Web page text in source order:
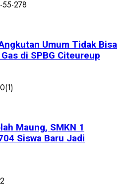
Umum Tidak Bisa
di SPBG Citeureup
Maung, SMKN 1
Siswa Baru Jadi